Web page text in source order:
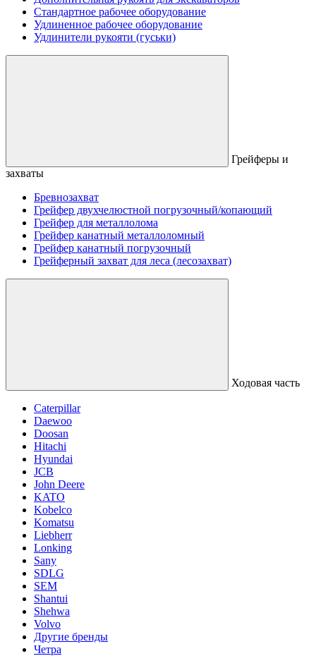
Стандартное рабочее оборудование
Удлиненное рабочее оборудование
Удлинители рукояти (гуськи)
Грейферы и
захваты
Бревнозахват
Грейфер двухчелюстной погрузочный/копающий
Грейфер для металлолома
Грейфер канатный металлоломный
Грейфер канатный погрузочный
Грейферный захват для леса (лесозахват)
Ходовая часть
Caterpillar
Daewoo
Doosan
Hitachi
Hyundai
JCB
John Deere
KATO
Kobelco
Komatsu
Liebherr
Lonking
Sany
SDLG
SEM
Shantui
Shehwa
Volvo
Другие бренды
Четра